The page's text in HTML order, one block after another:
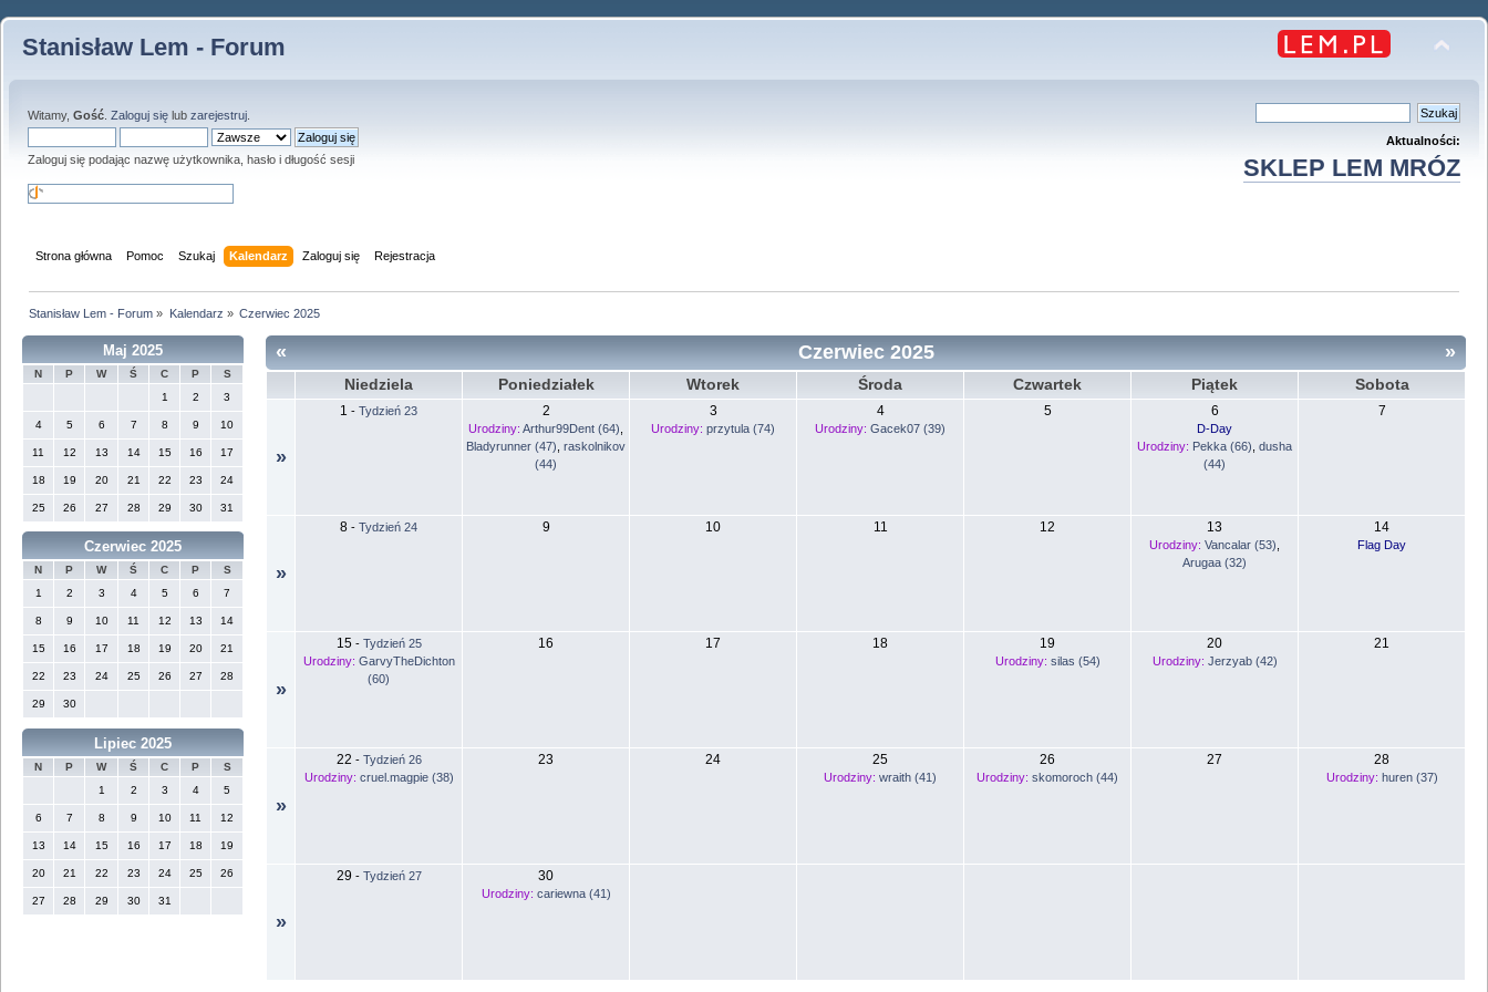
Stanisław Lem - Forum
Witamy, Gość Zaloguj się lub zarejestruj
Zaloguj się podając nazwę użytkownika, hasło i długość sesji
Aktualności:
SKLEP LEM MRÓZ
Strona główna Pomoc Szukaj Kalendarz Zaloguj się Rejestracja
Stanisław Lem - Forum » Kalendarz » Czerwiec 2025
Maj 2025
N P W Ś C P
S
1
2 3
4 5 6 7 8 9 10
11 12 13 14 15 16 17
18 19 20 21 22 23 24
25 26 27 28 29 30 31
Czerwiec 2025
N P W Ś C P
S
1
2 3 4 5 6 7
8 9 10 11 12 13 14
15 16 17 18 19 20 21
22 23 24 25 26 27 28
29 30
Lipiec 2025
N P W Ś C P
S
1
2 3 4 5
6 7 8 9 10 11 12
13 14 15 16 17 18 19
20 21 22 23 24 25 26
27 28 29 30 31
« »
Czerwiec 2025
Niedziela Poniedziałek Wtorek Środa Czwartek Piątek Sobota
»
1 - Tydzień 23 2
Urodziny: Arthur99Dent (64)
Bladyrunner (47) raskolnikov
(44)
3
Urodziny: przytula (74)
4
Urodziny: Gacek07 (39)
5 6
D-Day
Urodziny: Pekka (66) dusha
(44)
7
»
8 - Tydzień 24 9 10 11 12 13
Urodziny: Vancalar (53)
Arugaa (32)
14
Flag Day
»
15- Tydzień 25
Urodziny: GarvyTheDichton
(60)
16 17 18 19
Urodziny: silas (54)
20
Urodziny: Jerzyab (42)
21
»
22 - Tydzień 26
Urodziny: cruel.magpie (38)
23 24 25
Urodziny: wraith (41)
26
Urodziny: skomoroch (44)
27 28
Urodziny: huren (37)
»
29 - Tydzień 27 30
Urodziny: cariewna (41)